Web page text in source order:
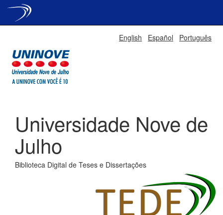
English Español Português
Universidade Nove de
Julho
Biblioteca Digital de Teses e Dissertações